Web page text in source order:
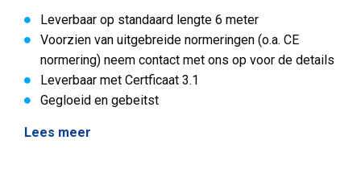
Leverbaar op standaard lengte 6 meter
Voorzien van uitgebreide normeringen (o.a. CE
normering) neem contact met ons op voor de details
Leverbaar met Certficaat 3.1
Gegloeid en gebeitst
Lees meer